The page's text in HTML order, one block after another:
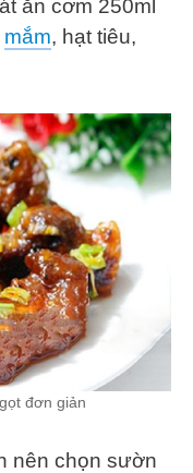
ăn cơm 250ml
mắm, hạt tiêu,
đơn giản
nên chọn sườn